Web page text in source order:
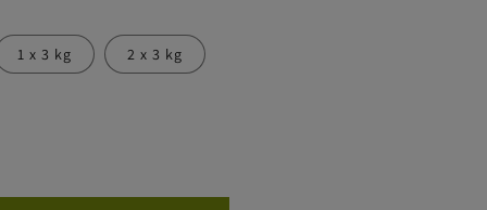
1 x 3 kg 2 x 3 kg